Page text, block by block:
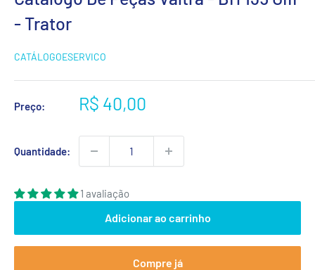
- Trator
CATÁLOGOESERVICO
Preço:
Preço
R$ 40,00
Quantidade:
1 avaliação
Adicionar ao carrinho
Compre já